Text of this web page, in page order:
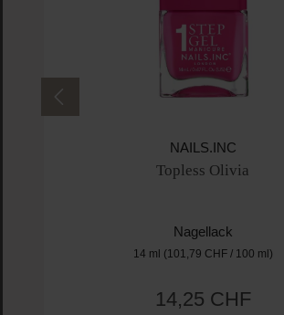
NAILS.INC
Topless Olivia
Nagellack
14 ml (101,79 CHF / 100 ml)
Regulärer Preis:
14,25 CHF